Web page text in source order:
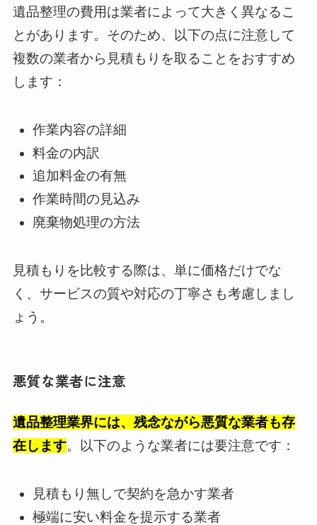
遺品整理の費用は業者によって大きく異なるこ
とがあります。そのため、以下の点に注意して
複数の業者から見積もりを取ることをおすすめ
します：
作業内容の詳細
料金の内訳
追加料金の有無
作業時間の見込み
廃棄物処理の方法
見積もりを比較する際は、単に価格だけでな
く、サービスの質や対応の丁寧さも考慮しまし
ょう。
悪質な業者に注意
遺品整理業界には、残念ながら悪質な業者も存
在します。以下のような業者には要注意です：
見積もり無しで契約を急かす業者
極端に安い料金を提示する業者